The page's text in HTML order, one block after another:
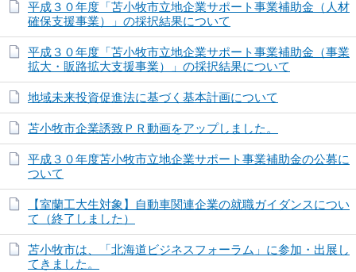
平成３０年度「苫小牧市立地企業サポート事業補助金（人材
確保支援事業）」の採択結果について
平成３０年度「苫小牧市立地企業サポート事業補助金（事業
拡大・販路拡大支援事業）」の採択結果について
地域未来投資促進法に基づく基本計画について
苫小牧市企業誘致ＰＲ動画をアップしました。
平成３０年度苫小牧市立地企業サポート事業補助金の公募に
ついて
【室蘭工大生対象】自動車関連企業の就職ガイダンスについ
て（終了しました）
苫小牧市は、「北海道ビジネスフォーラム」に参加・出展し
てきました。